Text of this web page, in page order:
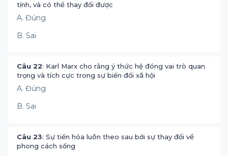
tính, và có thể thay đổi được
A. Đúng
B. Sai
Câu 22: Karl Marx cho rằng ý thức hệ đóng vai trò quan
trọng và tích cực trong sự biến đổi xã hội
A. Đúng
B. Sai
Câu 23: Sự tiến hóa luôn theo sau bởi sự thay đổi về
phong cách sống